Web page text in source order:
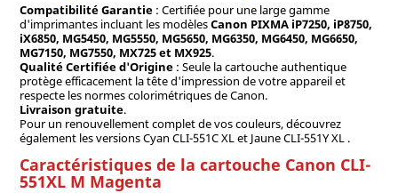
Compatibilité Garantie: Certifiée pour une large gamme
d'imprimantes incluant les modèlesCanon PIXMA iP7250, iP8750,
iX6850, MG5450, MG5550, MG5650, MG6350, MG6450, MG6650,
MG7150, MG7550, MX725 et MX925.
Qualité Certifiée d'Origine: Seule la cartouche authentique
protège efficacement la tête d'impression de votre appareil et
respecte les normes colorimétriques de Canon.
Livraison gratuite.
Pour un renouvellement complet de vos couleurs, découvrez
également les versions Cyan CLI-551C XL et Jaune CLI-551Y XL .
Caractéristiques de la cartouche Canon CLI-
551XL M Magenta